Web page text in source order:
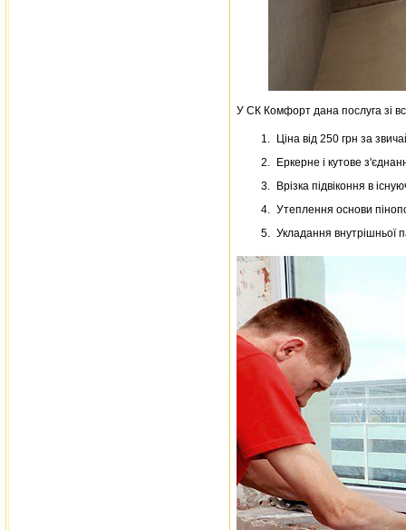
У СК Комфорт дана послуга зі
Ціна від 250 грн за
Еркерне і кутове
Врізка підвіконня в
Утеплення основи
Укладання внутрішньої